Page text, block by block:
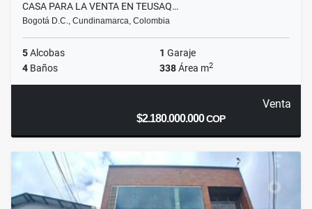
CASA PARA LA VENTA EN TEUSAQ…
Bogotá D.C., Cundinamarca, Colombia
5Alcobas 1 Garaje
4 Baños 338Área m2
Venta
$2.180.000.000COP